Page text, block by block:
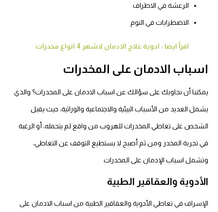
الرعشة في الاطراف
الاضطرابات في النوم
اقرأ ايضا : ادوية علاج الادمان لاشهر 4 انواع مخدرات
اسباب الادمان على المخدرات
يمكننا أن نجاوبك على سؤالك عن اسباب الادمان على المخدرات؟ والذي
يشمل العديد من الأسباب البيئية والاجتماعية والوراثية، حيث يقبل
الشخص على تعاطي المخدرات للهروب من واقع لم يتحمله، أو الرغبة
في تجربة المخدر ومن ثم أصبح لا يستطيع التوقف عن التعاطي،
وتشمل اسباب الإدمان على المخدرات
الأدوية والعقاقير الطبية
الإسراف في تعاطي الأدوية والعقاقير الطبية من اسباب الادمان على